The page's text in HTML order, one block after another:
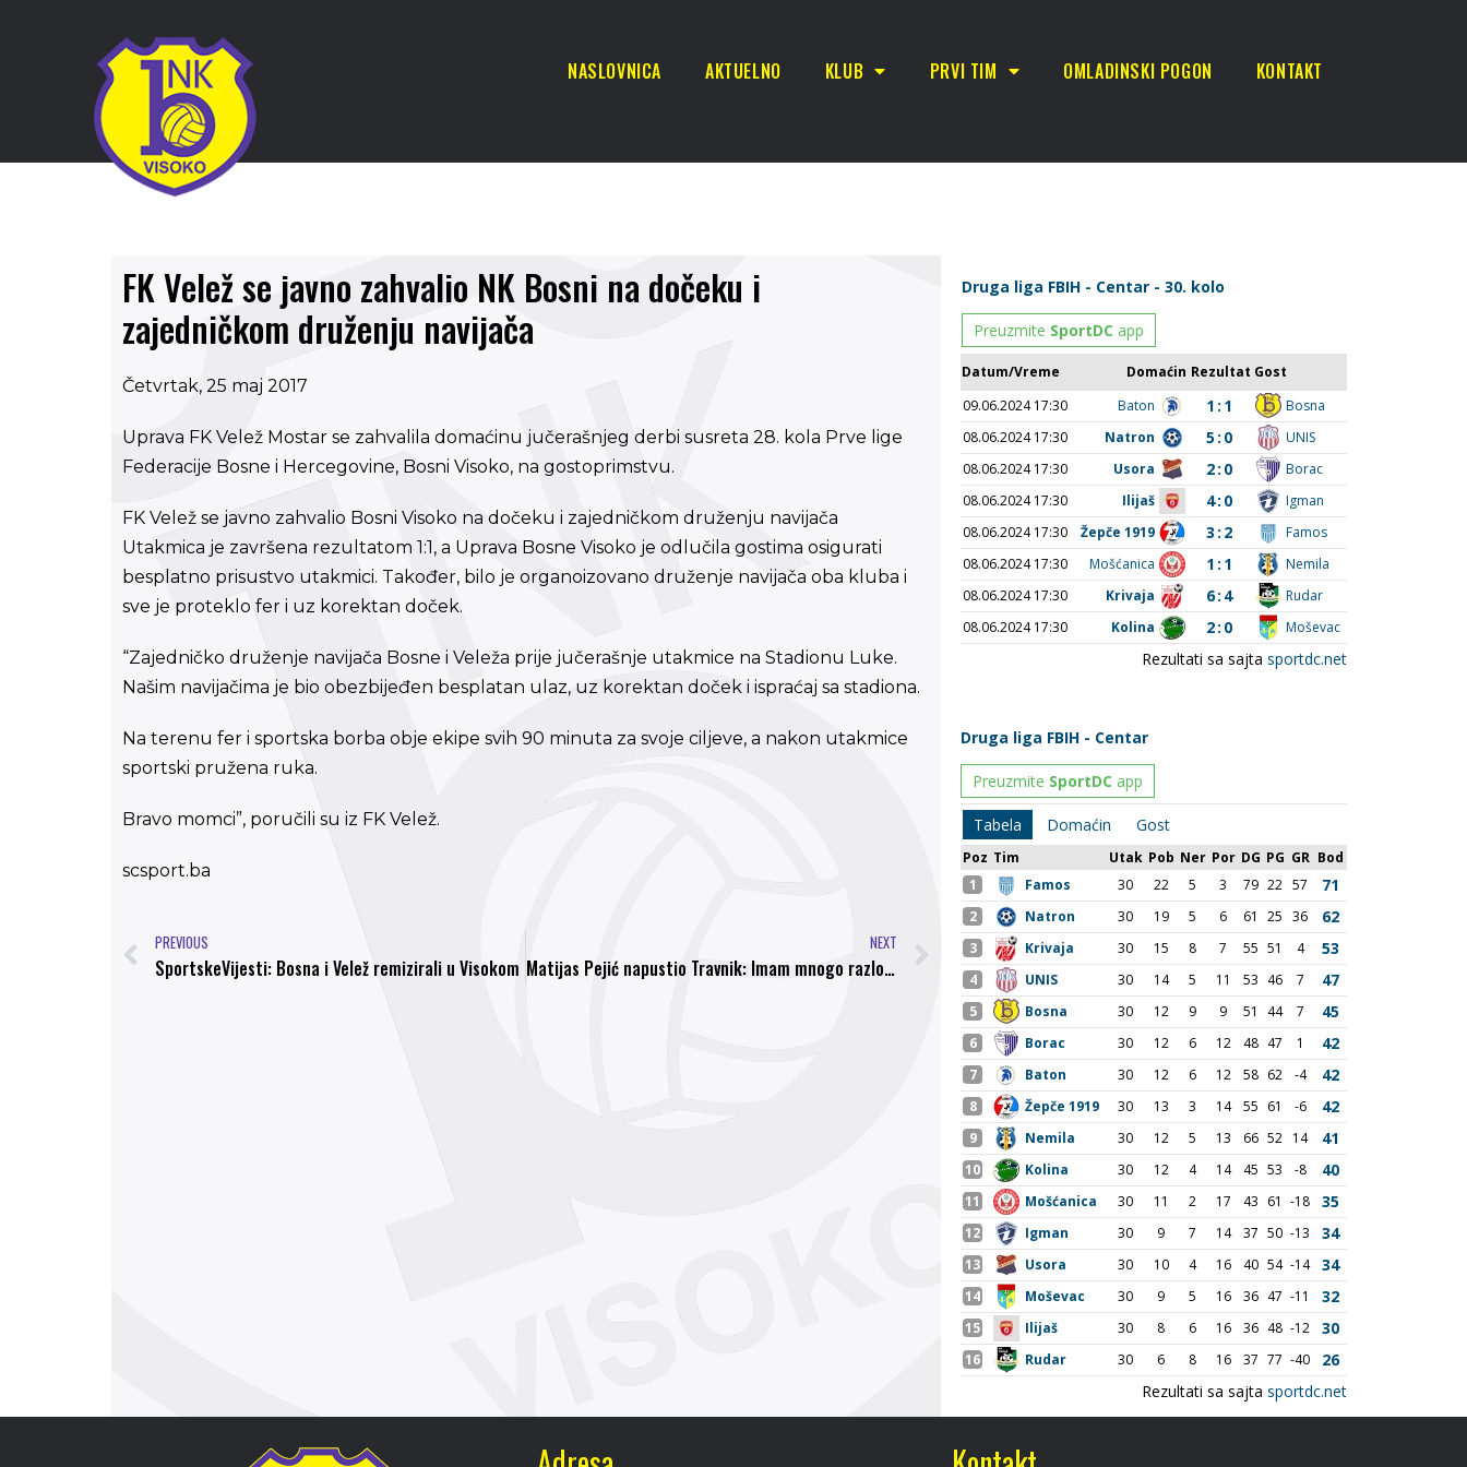
NASLOVNICA AKTUELNO KLUB PRVI TIM OMLADINSKI POGON KONTAKT
FK Velež se javno zahvalio NK Bosni na dočeku i
zajedničkom druženju navijača
Četvrtak, 25 maj 2017
Uprava FK Velež Mostar se zahvalila domaćinu jučerašnjeg derbi susreta 28. kola Prve lige
Federacije Bosne i Hercegovine, Bosni Visoko, na gostoprimstvu.
FK Velež se javno zahvalio Bosni Visoko na dočeku i zajedničkom druženju navijača
Utakmica je završena rezultatom 1:1, a Uprava Bosne Visoko je odlučila gostima osigurati
besplatno prisustvo utakmici. Također, bilo je organoizovano druženje navijača oba kluba i
sve je proteklo fer i uz korektan doček.
“Zajedničko druženje navijača Bosne i Veleža prije jučerašnje utakmice na Stadionu Luke.
Našim navijačima je bio obezbijeđen besplatan ulaz, uz korektan doček i ispraćaj sa stadiona.
Na terenu fer i sportska borba obje ekipe svih 90 minuta za svoje ciljeve, a nakon utakmice
sportski pružena ruka.
Bravo momci”, poručili su iz FK Velež.
scsport.ba
PREVIOUS
SportskeVijesti: Bosna i Velež remizirali u Visokom
NEXT
Matijas Pejić napustio Travnik: Imam mnogo razloga za to